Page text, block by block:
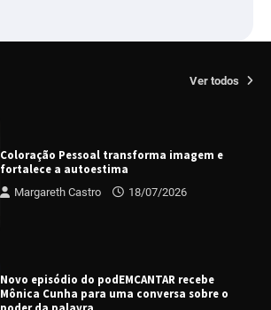
Ver todos
Coloração Pessoal transforma imagem e
fortalece a autoestima
Margareth Castro 18/07/2026
Novo episódio do podEMCANTAR recebe
Mônica Cunha para uma conversa sobre o